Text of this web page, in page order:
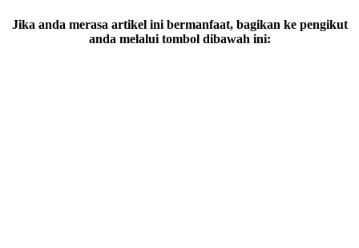
Jika anda merasa artikel ini bermanfaat, bagikan ke pengikut
anda melalui tombol dibawah ini: